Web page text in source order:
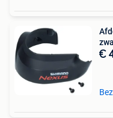
€